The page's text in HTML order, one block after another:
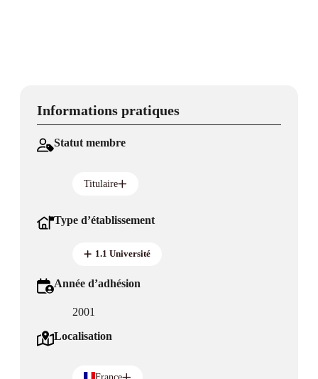
Informations pratiques
Statut membre
Titulaire
Type d’établissement
1.1 Université
Année d’adhésion
2001
Localisation